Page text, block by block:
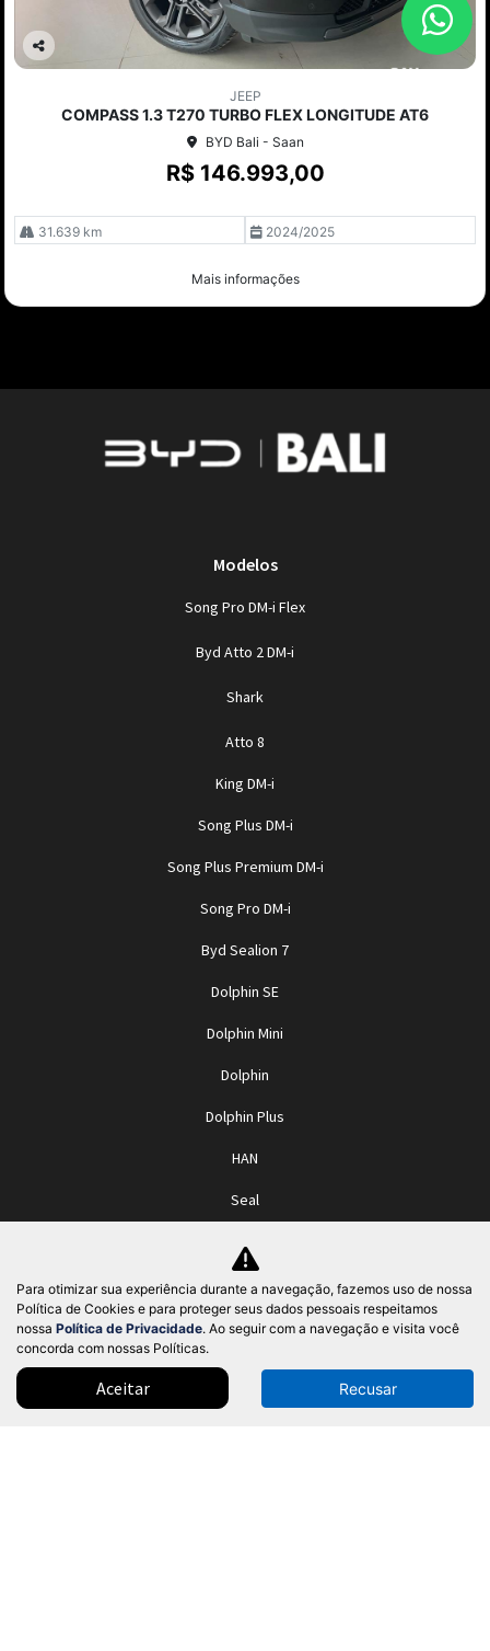
Co
JEEP
COMPASS 1.3 T270 TURBO FLEX LONGITUDE AT6
BYD Bali - Saan
R$ 146.993,00
31.639 km 2024/2025
Mais informações
Modelos
Song Pro DM-i Flex
Byd Atto 2 DM-i
Shark
Atto 8
King DM-i
Song Plus DM-i
Song Plus Premium DM-i
Song Pro DM-i
Byd Sealion 7
Dolphin SE
Dolphin Mini
Dolphin
Dolphin Plus
HAN
Seal
Yuan Plus
Yuan Pro
Ofertas
Seminovos
Para otimizar sua experiência durante a navegação, fazemos uso de nossa
Política de Cookies e para proteger seus dados pessoais respeitamos
nossa Política de Privacidade. Ao seguir com a navegação e visita você
concorda com nossas Políticas.
Aceitar Recusar